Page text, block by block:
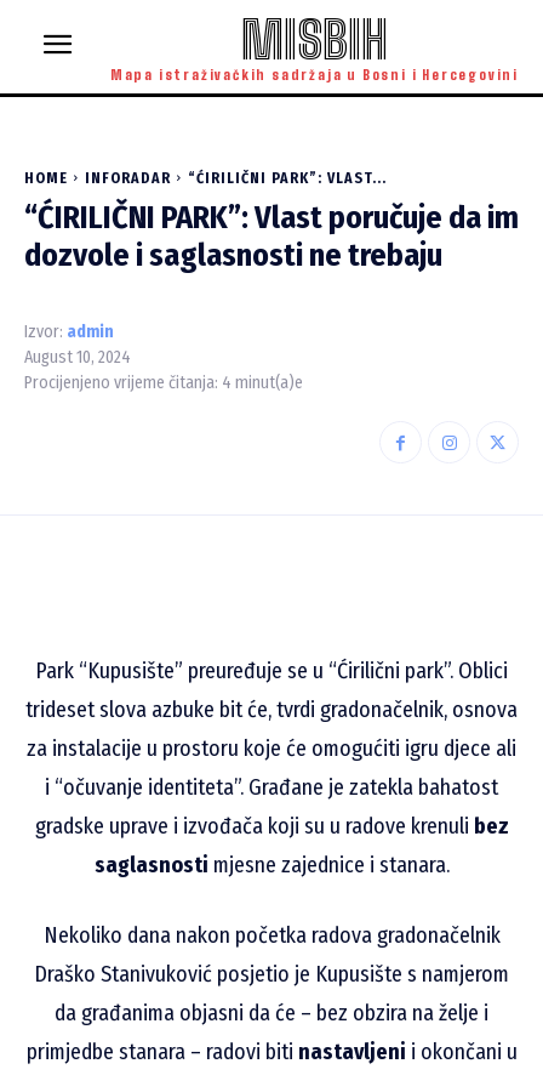
MISBIH
Mapa istraživačkih sadržaja u Bosni i Hercegovini
HOME INFORADAR “ĆIRILIČNI PARK”: VLAST...
“ĆIRILIČNI PARK”: Vlast poručuje da im
dozvole i saglasnosti ne trebaju
Izvor: admin
August 10, 2024
Procijenjeno vrijeme čitanja: 4 minut(a)e
Park “Kupusište” preuređuje se u “Ćirilični park”. Oblici
trideset slova azbuke bit će, tvrdi gradonačelnik, osnova
za instalacije u prostoru koje će omogućiti igru djece ali
i “očuvanje identiteta”. Građane je zatekla bahatost
gradske uprave i izvođača koji su u radove krenuli bez
saglasnosti mjesne zajednice i stanara.
Nekoliko dana nakon početka radova gradonačelnik
Draško Stanivuković posjetio je Kupusište s namjerom
da građanima objasni da će – bez obzira na želje i
primjedbe stanara – radovi biti nastavljeni i okončani u